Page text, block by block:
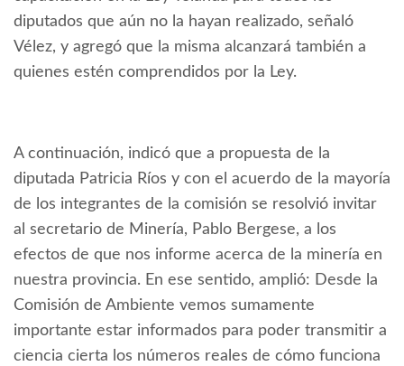
diputados que aún no la hayan realizado, señaló
Vélez, y agregó que la misma alcanzará también a
quienes estén comprendidos por la Ley.
A continuación, indicó que a propuesta de la
diputada Patricia Ríos y con el acuerdo de la mayoría
de los integrantes de la comisión se resolvió invitar
al secretario de Minería, Pablo Bergese, a los
efectos de que nos informe acerca de la minería en
nuestra provincia. En ese sentido, amplió: Desde la
Comisión de Ambiente vemos sumamente
importante estar informados para poder transmitir a
ciencia cierta los números reales de cómo funciona